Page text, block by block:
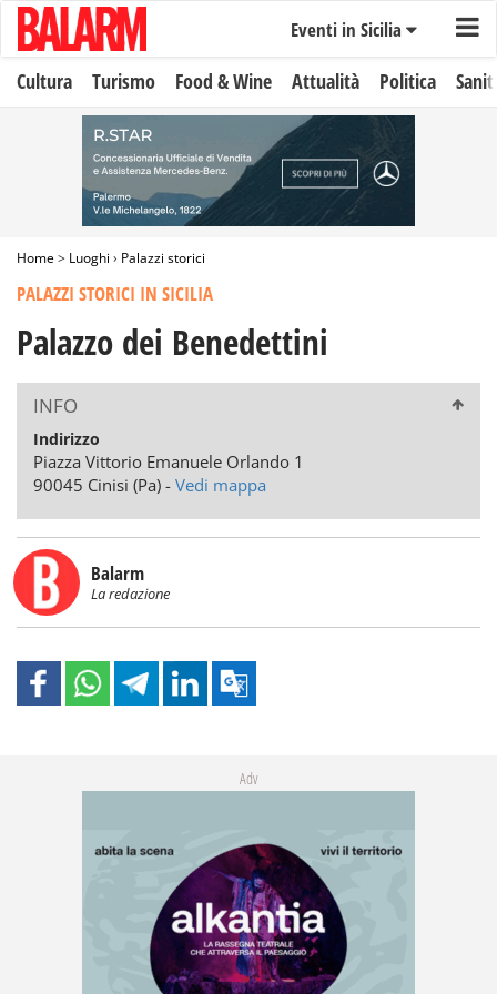
Eventi in Sicilia
Cultura Turismo Food & Wine Attualità Politica
Home> Luoghi › Palazzi storici
PALAZZI STORICI IN SICILIA
Palazzo dei Benedettini
INFO
Indirizzo
Piazza Vittorio Emanuele Orlando 1
90045 Cinisi (Pa) - Vedi mappa
Balarm
La redazione
Adv